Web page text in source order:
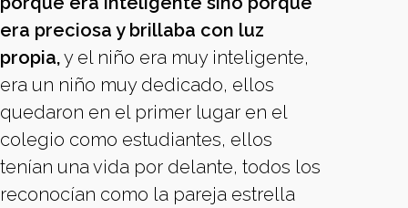
era preciosa y brillaba con luz
propia,y el niño era muy inteligente,
era un niño muy dedicado, ellos
quedaron en el primer lugar en el
colegio como estudiantes, ellos
tenían una vida por delante, todos los
reconocían como la pareja estrella